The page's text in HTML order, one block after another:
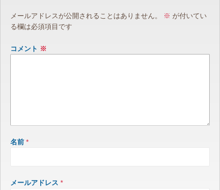
メールアドレスが公開されることはありません。 ※ が付いてい
る欄は必須項目です
コメント ※
名前 *
メールアドレス *